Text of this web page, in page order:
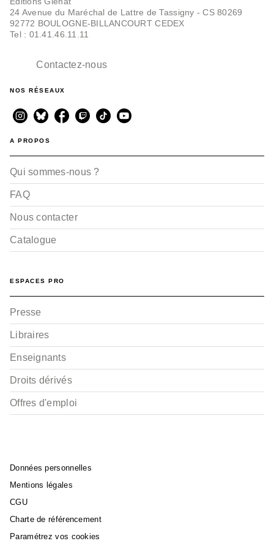
24 Avenue du Maréchal de Lattre de Tassigny - CS 80269
92772 BOULOGNE-BILLANCOURT CEDEX
Tel : 01.41.46.11.11
Contactez-nous
NOS RÉSEAUX
A PROPOS
Qui sommes-nous ?
FAQ
Nous contacter
Catalogue
ESPACES PRO
Presse
Libraires
Enseignants
Droits dérivés
Offres d'emploi
Données personnelles
Mentions légales
CGU
Charte de référencement
Paramétrez vos cookies